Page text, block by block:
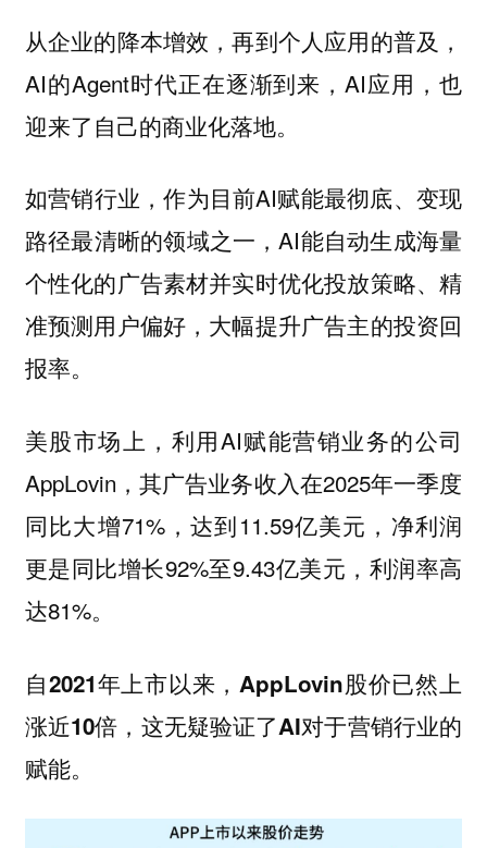
从企业的降本增效，再到个人应用的普及，
AI的Agent时代正在逐渐到来，AI应用，也
迎来了自己的商业化落地。
如营销行业，作为目前AI赋能最彻底、变现
路径最清晰的领域之一，AI能自动生成海量
个性化的广告素材并实时优化投放策略、精
准预测用户偏好，大幅提升广告主的投资回
报率。
美股市场上，利用AI赋能营销业务的公司
AppLovin，其广告业务收入在2025年一季度
同比大增71%，达到11.59亿美元，净利润
更是同比增长92%至9.43亿美元，利润率高
达81%。
自2021年上市以来，AppLovin股价已然上
涨近10倍，这无疑验证了AI对于营销行业的
赋能。